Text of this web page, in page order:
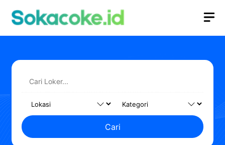
Cari